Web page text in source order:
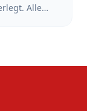
Alle
jetzt!